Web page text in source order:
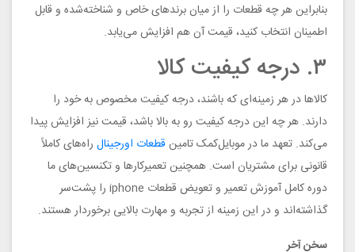
بنابراین هر چه قطعات را از میان برندهای خاص و شناخته‌شده و قابل
اطمینان انتخاب کنید، قیمت آن هم افزایش می‌یابد.
۳. درجه کیفیت کالا
کالاها در هر زمینه‌ای که باشند، درجه کیفیت مخصوص به خود را
دارند. هر چه این درجه کیفیت رو به بالا باشد، قیمت نیز افزایش پیدا
می‌کند. تعهد ما در موبایل‌کمک تامین قطعات اورجینال راه‌های کاملاً
قانونی برای مشتریان است. همچنین تعمیرکارها و تکنسین‌های ما
دوره کامل آموزش تعمیر و تعویض قطعات iphone را پشت‌سر
گذاشته‌اند و در این زمینه از تجربه و مهارت بالایی برخوردار هستند.
سخن آخر